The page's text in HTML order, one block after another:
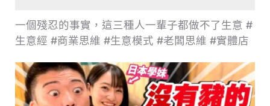
一個殘忍的事實，這三種人一輩子都做不了生意 #
生意經 #商業思維 #生意模式 #老闆思維 #實體店